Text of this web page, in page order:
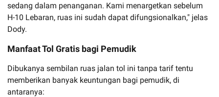
sedang dalam penanganan. Kami menargetkan sebelum
H-10 Lebaran, ruas ini sudah dapat difungsionalkan," jelas
Dody.
Manfaat Tol Gratis bagi Pemudik
Dibukanya sembilan ruas jalan tol ini tanpa tarif tentu
memberikan banyak keuntungan bagi pemudik, di
antaranya: